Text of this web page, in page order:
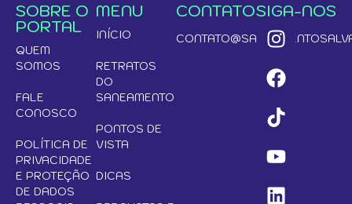
SOBRE O
PORTAL
QUEM
SOMOS
FALE
CONOSCO
POLÍTICA DE
PRIVACIDADE
E PROTEÇÃO
DE DADOS
MENU
INÍCIO
RETRATOS
DO
SANEAMENTO
PONTOS DE
VISTA
DICAS
CONTATOSIGA-NOS